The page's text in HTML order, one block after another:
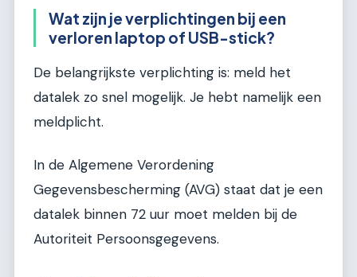
Wat zijn je verplichtingen bij een
verloren laptop of USB-stick?
De belangrijkste verplichting is: meld het
datalek zo snel mogelijk. Je hebt namelijk een
meldplicht.
In de Algemene Verordening
Gegevensbescherming (AVG) staat dat je een
datalek binnen 72 uur moet melden bij de
Autoriteit Persoonsgegevens.